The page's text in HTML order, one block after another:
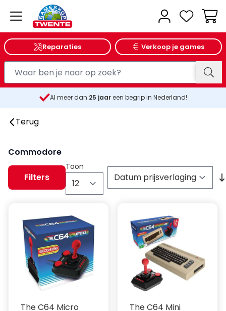
Reparaties Verkoop je games
Al meer dan 25 jaareen begrip in Nederland!
Terug
Commodore
Filters
Toon
per pagina
The C64 Micro
The C64 Mini